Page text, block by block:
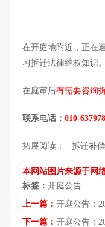
在开庭地附近，正在
习拆迁法律维权知识。
在庭审后有需要咨询
联系电话： 010-
拓展阅读： 拆迁补
本网站图片来源于网
标签： 开庭公告
上一篇： 开庭公告：
下一篇： 开庭公告：